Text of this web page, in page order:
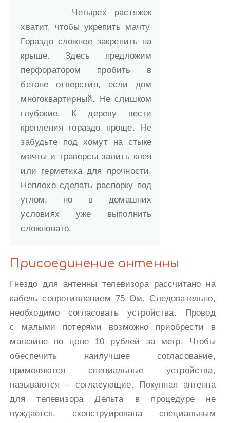
Четырех растяжек
хватит, чтобы укрепить мачту.
Гораздо сложнее закрепить на
крыше. Здесь предложим
перфоратором пробить в
бетоне отверстия, если дом
многоквартирный. Не слишком
глубокие. К дереву вести
крепления гораздо проще. Не
забудьте под хомут на стыке
мачты и траверсы залить клея
или герметика для прочности.
Неплохо сделать распорку под
углом, но в домашних
условиях уже выполнить
сложновато.
Присоединение антенны
Гнездо для антенны телевизора рассчитано на
кабель сопротивлением 75 Ом. Следовательно,
необходимо согласовать устройства. Провод
с малыми потерями возможно приобрести в
магазине по цене 10 рублей за метр. Чтобы
обеспечить наилучшее согласование,
применяются специальные устройства,
называются – согласующие. Покупная антенна
для телевизора Дельта в процедуре не
нуждается, сконструирована специальным